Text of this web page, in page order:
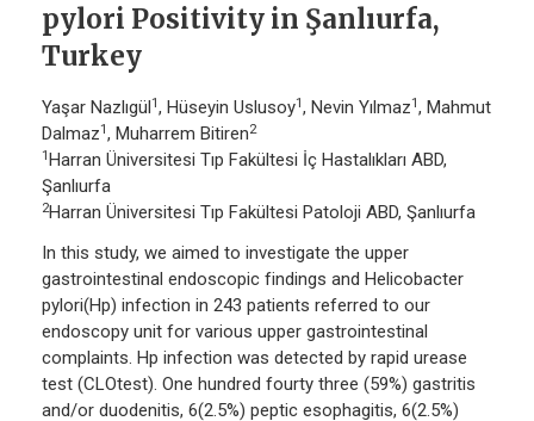
pylori Positivity in Şanlıurfa,
Turkey
Yaşar Nazlıgül 1, Hüseyin Uslusoy1, Nevin Yılmaz1, Mahmut
Dalmaz1, Muharrem Bitiren2
1 Harran Üniversitesi Tıp Fakültesi İç Hastalıkları ABD,
Şanlıurfa
2Harran Üniversitesi Tıp Fakültesi Patoloji ABD, Şanlıurfa
In this study, we aimed to investigate the upper
gastrointestinal endoscopic findings and Helicobacter
pylori(Hp) infection in 243 patients referred to our
endoscopy unit for various upper gastrointestinal
complaints. Hp infection was detected by rapid urease
test (CLOtest). One hundred fourty three (59%) gastritis
and/or duodenitis, 6(2.5%) peptic esophagitis, 6(2.5%)